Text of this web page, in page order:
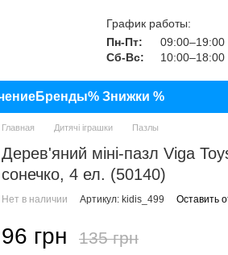
График работы:
Пн-Пт:
09:00–19:00
Сб-Вс:
10:00–18:00
Бренды% Знижки %
Главная Дитячі іграшки Пазлы
Дерев'яний міні-пазл Viga
сонечко, 4 ел. (50140)
Нет в наличии Артикул: kidis_499 Оставить
96 грн 135 грн